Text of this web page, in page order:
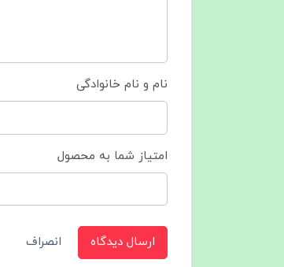
نام و نام خانوادگی
امتیاز شما به محصول
ارسال دیدگاه انصراف